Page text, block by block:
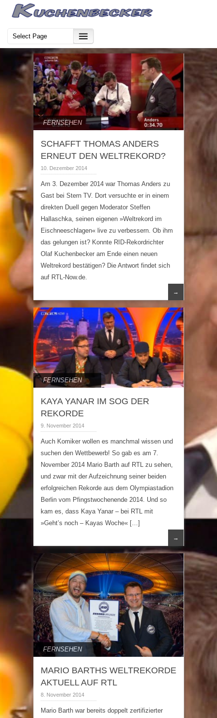
FERNSEHEN
SCHAFFT THOMAS ANDERS
ERNEUT DEN WELTREKORD?
10. Dezember 2014
Am 3. Dezember 2014 war Thomas Anders zu
Gast bei Stern TV. Dort versuchte er in einem
direkten Duell gegen Moderator Steffen
Hallaschka, seinen eigenen »Weltrekord im
Eischneeschlagen« live zu verbessern. Ob ihm
das gelungen ist? Konnte RID-Rekordrichter
Olaf Kuchenbecker am Ende einen neuen
Weltrekord bestätigen? Die Antwort findet sich
auf RTL-Now.de.
→
FERNSEHEN
KAYA YANAR IM SOG DER
REKORDE
9. November 2014
Auch Komiker wollen es manchmal wissen und
suchen den Wettbewerb! So gab es am 7.
November 2014 Mario Barth auf RTL zu sehen,
und zwar mit der Aufzeichnung seiner beiden
erfolgreichen Rekorde aus dem Olympiastadion
Berlin vom Pfingstwochenende 2014. Und so
kam es, dass Kaya Yanar – bei RTL mit
»Geht’s noch – Kayas Woche« […]
→
FERNSEHEN
MARIO BARTHS WELTREKORDE
AKTUELL AUF RTL
8. November 2014
Mario Barth war bereits doppelt zertifizierter